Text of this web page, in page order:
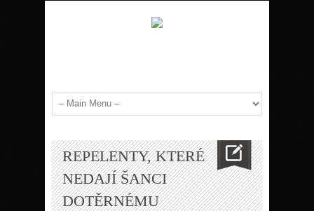
REPELENTY, KTERÉ
NEDAJÍ ŠANCI
DOTĚRNÉMU